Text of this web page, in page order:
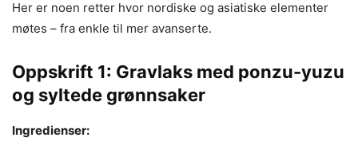
Her er noen retter hvor nordiske og asiatiske elementer
møtes – fra enkle til mer avanserte.
Oppskrift 1: Gravlaks med ponzu-yuzu
og syltede grønnsaker
Ingredienser: